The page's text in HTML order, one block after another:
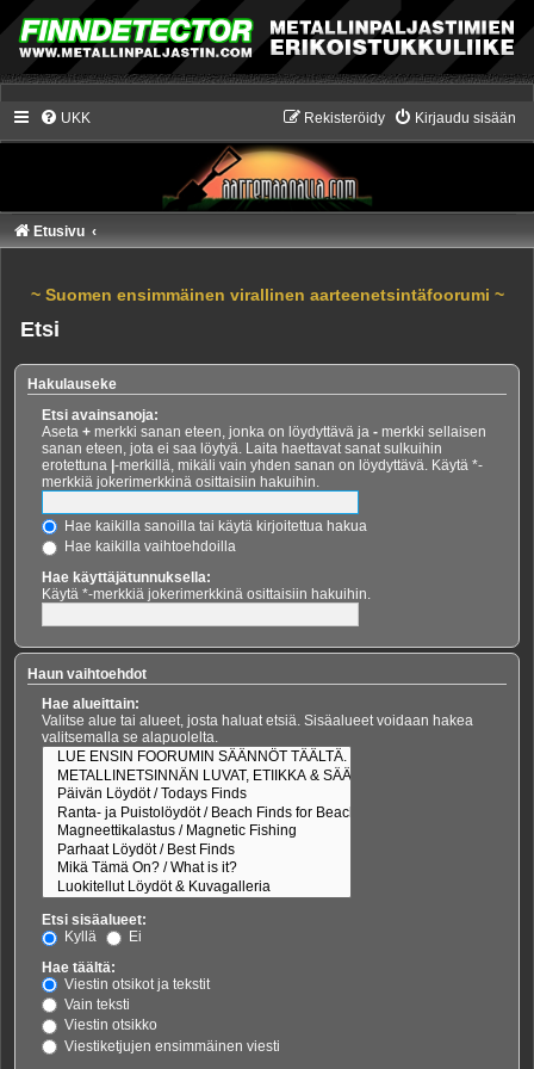
UKK Kirjaudu sisään
Rekisteröidy
Etusivu
~ Suomen ensimmäinen virallinen aarteenetsintäfoorumi ~
Etsi
Hakulauseke
Etsi avainsanoja:
Aseta + merkki sanan eteen, jonka on löydyttävä ja - merkki sellaisen
sanan eteen, jota ei saa löytyä. Laita haettavat sanat sulkuihin
erotettuna -merkillä, mikäli vain yhden sanan on löydyttävä. Käytä *-
merkkiä jokerimerkkinä osittaisiin hakuihin.
Hae kaikilla sanoilla tai käytä kirjoitettua hakua
Hae kaikilla vaihtoehdoilla
Hae käyttäjätunnuksella:
Käytä *-merkkiä jokerimerkkinä osittaisiin hakuihin.
Haun vaihtoehdot
Hae alueittain:
Valitse alue tai alueet, josta haluat etsiä. Sisäalueet voidaan hakea
valitsemalla se alapuolelta.
Etsi sisäalueet:
Kyllä
Ei
Hae täältä:
Viestin otsikot ja tekstit
Vain teksti
Viestin otsikko
Viestiketjujen ensimmäinen viesti